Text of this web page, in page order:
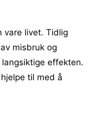
vare livet. Tidlig
misbruk og
effekten.
til med å